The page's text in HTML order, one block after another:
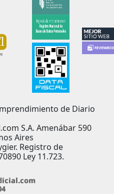
de Diario
S.A. Amenábar 590
Aires
Registro de
Ley 11.723.